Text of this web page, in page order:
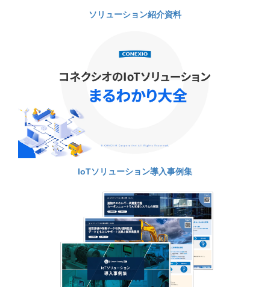
ソリューション紹介資料
IoTソリューション導入事例集